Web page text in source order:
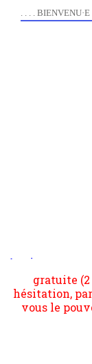
. . . . BIENVENU·E
2006 lors du
l'actualité et
s'occupe plus
suivant la
quant à nous
quantique,
hésitation,
vous le